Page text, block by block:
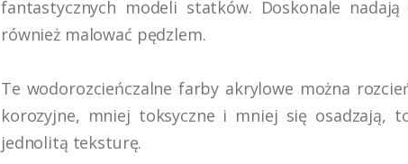
fantastycznych modeli statków. Doskonale
również malować pędzlem.
Te wodorozcieńczalne farby akrylowe można
korozyjne, mniej toksyczne i mniej się osadzają,
jednolitą teksturę.